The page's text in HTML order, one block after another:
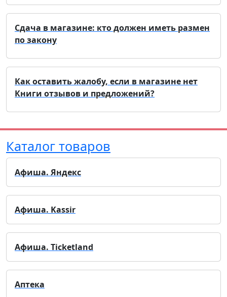
Сдача в магазине: кто должен иметь размен
по закону
Как оставить жалобу, если в магазине нет
Книги отзывов и предложений?
Каталог товаров
Афиша. Яндекс
Афиша. Kassir
Афиша. Ticketland
Аптека